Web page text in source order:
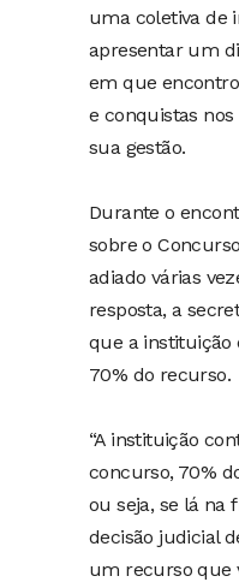
uma coletiva de
apresentar um
em que
e conquistas
sua gestão.
Durante o
sobre o
adiado várias
resposta, a
que a instituição
70% do recurso.
“A instituição
concurso, 70%
ou seja, se lá na
decisão judicial
um recurso que